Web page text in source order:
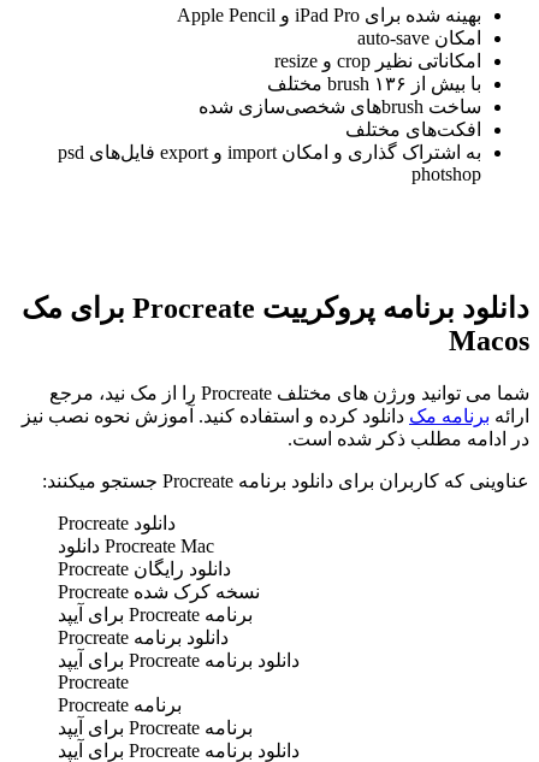
بهینه شده برای iPad Pro و Apple Pencil
امکان auto-save
امکاناتی نظیر crop و resize
با بیش از ۱۳۶ brush مختلف
ساخت brush‌های شخصی‌سازی شده
افکت‌های مختلف
به اشتراک گذاری و امکان import و export فایل‌های psd
photshop
دانلود برنامه پروکرییت Procreate برای مک
Macos
شما می توانید ورژن های مختلف Procreate را از مک نید، مرجع
ارائه برنامه مک دانلود کرده و استفاده کنید. آموزش نحوه نصب نیز
در ادامه مطلب ذکر شده است.
عناوینی که کاربران برای دانلود برنامه Procreate جستجو میکنند:
دانلود Procreate
Procreate Mac دانلود
دانلود رایگان Procreate
نسخه کرک شده Procreate
برنامه Procreate برای آیپد
دانلود برنامه Procreate
دانلود برنامه Procreate برای آیپد
Procreate
برنامه Procreate
برنامه Procreate برای آیپد
دانلود برنامه Procreate برای آیپد